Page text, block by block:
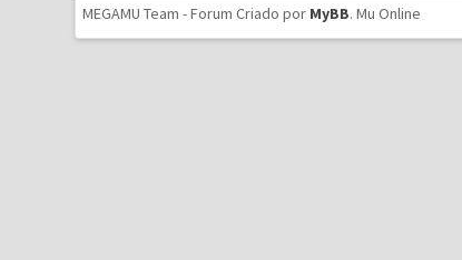
MEGAMU Team - Forum Criado por MyBB.Mu Online